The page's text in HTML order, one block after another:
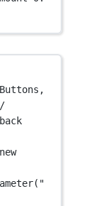
/
new
( "